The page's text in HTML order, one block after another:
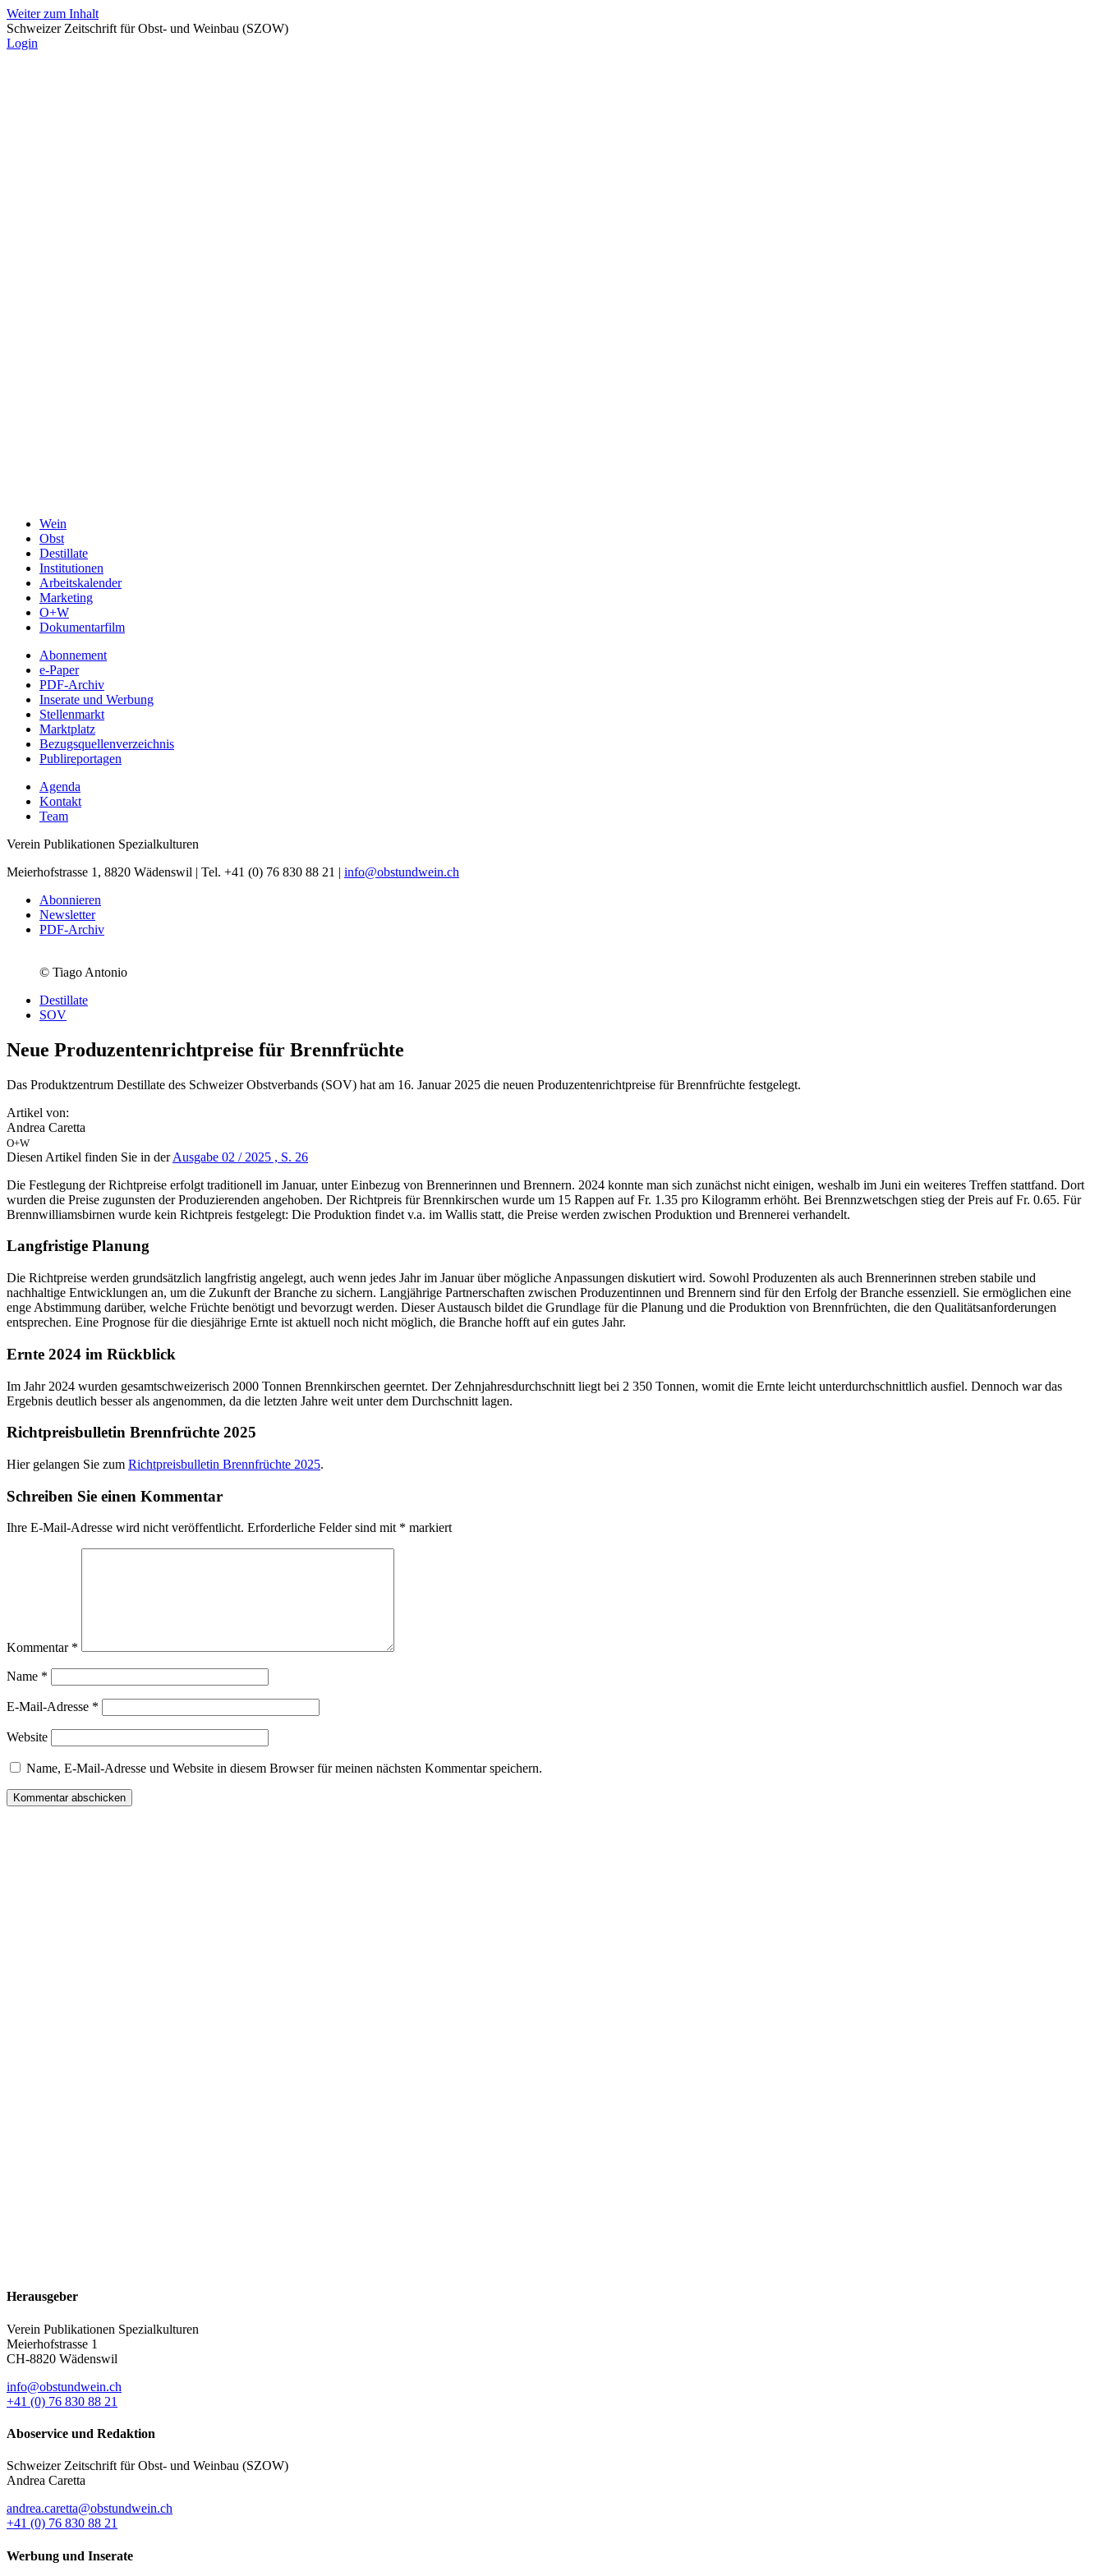
Weiter zum Inhalt
Schweizer Zeitschrift für Obst- und Weinbau (SZOW)
Login
Wein
Obst
Destillate
Institutionen
Arbeitskalender
Marketing
O+W
Dokumentarfilm
Abonnement
e-Paper
PDF-Archiv
Inserate und Werbung
Stellenmarkt
Marktplatz
Bezugsquellenverzeichnis
Publireportagen
Agenda
Kontakt
Team
Verein Publikationen Spezialkulturen
Meierhofstrasse 1, 8820 Wädenswil | Tel. +41 (0) 76 830 88 21 | info@obstundwein.ch
Abonnieren
Newsletter
PDF-Archiv
© Tiago Antonio
Destillate
SOV
Neue Produzentenrichtpreise für Brennfrüchte
Das Produktzentrum Destillate des Schweizer Obstverbands (SOV) hat am 16. Januar 2025 die neuen Produzentenrichtpreise für Brennfrüchte festgelegt.
Artikel von:
Andrea Caretta
O+W
Diesen Artikel finden Sie in derAusgabe 02 / 2025 , S. 26
Die Festlegung der Richtpreise erfolgt traditionell im Januar, unter Einbezug von Brennerinnen und Brennern. 2024 konnte man sich zunächst nicht einigen, weshalb im Juni ein weiteres Treffen stattfand. Dort
wurden die Preise zugunsten der Produzierenden angehoben. Der Richtpreis für Brennkirschen wurde um 15 Rappen auf Fr. 1.35 pro Kilogramm erhöht. Bei Brennzwetschgen stieg der Preis auf Fr. 0.65. Für
Brennwilliamsbirnen wurde kein Richtpreis festgelegt: Die Produktion findet v.a. im Wallis statt, die Preise werden zwischen Produktion und Brennerei verhandelt.
Langfristige Planung
Die Richtpreise werden grundsätzlich langfristig angelegt, auch wenn jedes Jahr im Januar über mögliche Anpassungen diskutiert wird. Sowohl Produzenten als auch Brennerinnen streben stabile und
nachhaltige Entwicklungen an, um die Zukunft der Branche zu sichern. Langjährige Partnerschaften zwischen Produzentinnen und Brennern sind für den Erfolg der Branche essenziell. Sie ermöglichen eine
enge Abstimmung darüber, welche Früchte benötigt und bevorzugt werden. Dieser Austausch bildet die Grundlage für die Planung und die Produktion von Brennfrüchten, die den Qualitätsanforderungen
entsprechen. Eine Prognose für die diesjährige Ernte ist aktuell noch nicht möglich, die Branche hofft auf ein gutes Jahr.
Ernte 2024 im Rückblick
Im Jahr 2024 wurden gesamtschweizerisch 2000 Tonnen Brennkirschen geerntet. Der Zehnjahresdurchschnitt liegt bei 2 350 Tonnen, womit die Ernte leicht unterdurchschnittlich ausfiel. Dennoch war das
Ergebnis deutlich besser als angenommen, da die letzten Jahre weit unter dem Durchschnitt lagen.
Richtpreisbulletin Brennfrüchte 2025
Hier gelangen Sie zum Richtpreisbulletin Brennfrüchte 2025.
Schreiben Sie einen Kommentar
Ihre E-Mail-Adresse wird nicht veröffentlicht. Erforderliche Felder sind mit * markiert
Kommentar *
Name *
E-Mail-Adresse *
Website
Name, E-Mail-Adresse und Website in diesem Browser für meinen nächsten Kommentar speichern.
Herausgeber
Verein Publikationen Spezialkulturen
Meierhofstrasse 1
CH-8820 Wädenswil
info@obstundwein.ch
+41 (0) 76 830 88 21
Aboservice und Redaktion
Schweizer Zeitschrift für Obst- und Weinbau (SZOW)
Andrea Caretta
andrea.caretta@obstundwein.ch
+41 (0) 76 830 88 21
Werbung und Inserate